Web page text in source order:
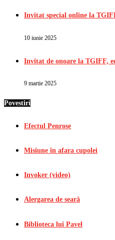
Invitat special online la
10 iunie 2025
Invitat de onoare la TGIFF,
9 martie 2025
Povestiri
Efectul Penrose
Misiune în afara cupolei
Invoker (video)
Alergarea de seară
Biblioteca lui Pavel